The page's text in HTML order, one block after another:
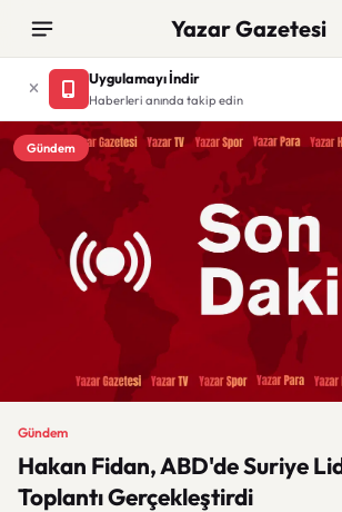
Yazar Gazetesi
Uygulamayı İndir
Haberleri anında takip edin
Gündem
Gündem
Hakan Fidan, ABD'de Suriye
Toplantı Gerçekleştirdi